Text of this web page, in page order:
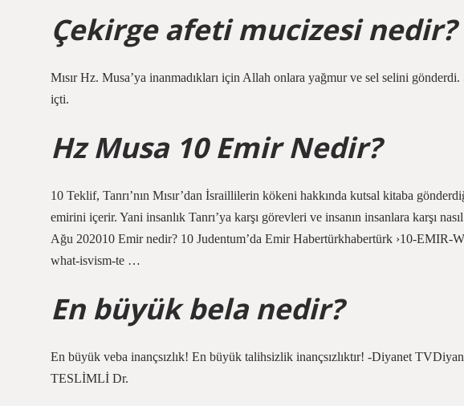
Çekirge afeti mucizesi nedir?
Mısır Hz. Musa’ya inanmadıkları için Allah onlara yağmur ve sel selini
içti.
Hz Musa 10 Emir Nedir?
10 Teklif, Tanrı’nın Mısır’dan İsraillilerin kökeni hakkında kutsal kitaba
emirini içerir. Yani insanlık Tanrı’ya karşı görevleri ve insanın insanlara karşı
Ağu 202010 Emir nedir? 10 Judentum’da Emir Habertürkhabertürk ›10-
what-isvism-te …
En büyük bela nedir?
En büyük veba inançsızlık! En büyük talihsizlik inançsızlıktır! -Diyanet
TESLİMLİ Dr.